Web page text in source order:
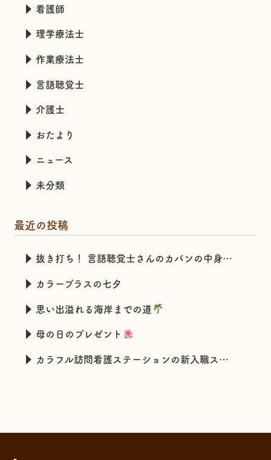
看護師
理学療法士
作業療法士
言語聴覚士
介護士
おたより
ニュース
未分類
最近の投稿
抜き打ち！ 言語聴覚士さんのカバンの中身チェック
カラープラスの七夕
思い出溢れる海岸までの道
母の日のプレゼント
カラフル訪問看護ステーションの新入職スタッフの特技とは・・・